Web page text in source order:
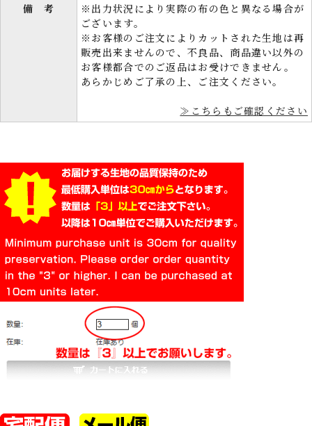
備 考
※出力状況により実際の布の色と異なる場合が
ございます。
※お客様のご注文によりカットされた生地は再
販売出来ませんので、不良品、商品違い以外の
お客様都合でのご返品はお受けできません。
あらかじめご了承の上、ご注文ください。
≫こちらもご確認ください